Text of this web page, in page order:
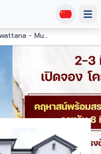
- Muangthong